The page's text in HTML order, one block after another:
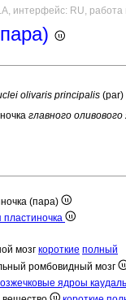
интерфейс: RU, работа
olivaris principalis (par)
главного оливового
(пара)
мозг короткие полный
ромбовидный мозг
ядроы